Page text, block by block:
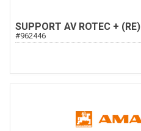
SUPPORT AV ROTEC + (RE)
#962446